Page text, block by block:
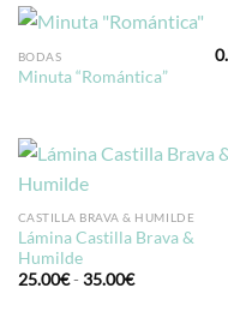
BODAS
Minuta “Romántica”
CASTILLA BRAVA & HUMILDE
Lámina Castilla Brava &
Humilde
25.00€ - 35.00€Rango